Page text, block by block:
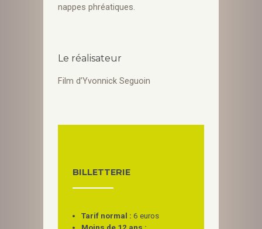
nappes phréatiques.
Le réalisateur
Film d’Yvonnick Seguoin
BILLETTERIE
Tarif normal : 6 euros
Moins de 12 ans :